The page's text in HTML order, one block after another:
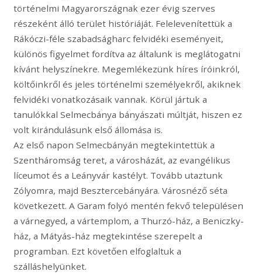
történelmi Magyarországnak ezer évig szerves
részeként álló terület históriáját. Felelevenítettük a
Rákóczi-féle szabadságharc felvidéki eseményeit,
különös figyelmet fordítva az általunk is meglátogatni
kívánt helyszínekre. Megemlékezünk híres íróinkról,
költőinkről és jeles történelmi személyekről, akiknek
felvidéki vonatkozásaik vannak. Körül jártuk a
tanulókkal Selmecbánya bányászati múltját, hiszen ez
volt kirándulásunk első állomása is.
Az első napon Selmecbányán megtekintettük a
Szentháromság teret, a városházát, az evangélikus
líceumot és a Leányvár kastélyt. Tovább utaztunk
Zólyomra, majd Besztercebányára. Városnéző séta
következett. A Garam folyó mentén fekvő településen
a várnegyed, a vártemplom, a Thurzó-ház, a Beniczky-
ház, a Mátyás-ház megtekintése szerepelt a
programban. Ezt követően elfoglaltuk a
szálláshelyünket.